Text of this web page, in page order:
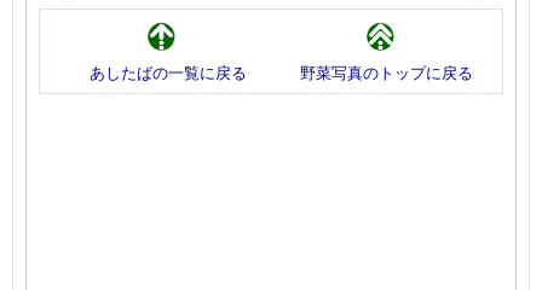
あしたばの一覧に戻る 野菜写真のトップに戻る